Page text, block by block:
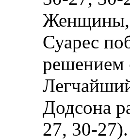
Женщины,
Суарес
решением
Додсона
27, 30-27).